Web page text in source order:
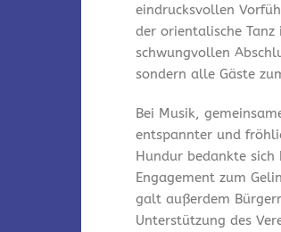
eindrucksvollen
der orientalische
schwungvollen
sondern alle Gäste
Bei Musik,
entspannter und
Hundur bedankte
Engagement zum
galt außerdem
Unterstützung des